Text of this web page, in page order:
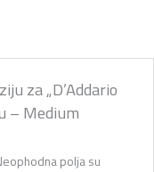
za „D’Addario
– Medium
polja su